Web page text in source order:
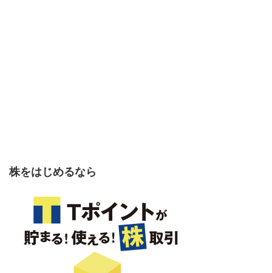
株をはじめるなら